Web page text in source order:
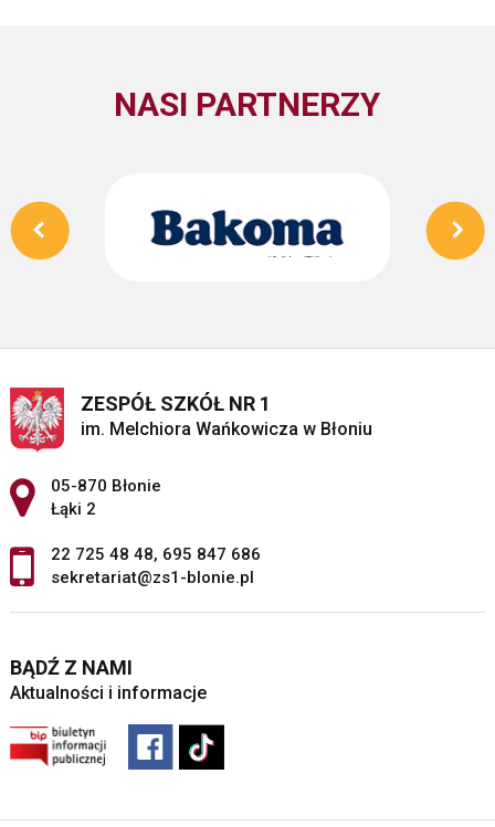
NASI PARTNERZY
ZESPÓŁ SZKÓŁ NR 1
im. Melchiora Wańkowicza w Błoniu
Adres pocztowy:
05-870 Błonie
Łąki 2
22 725 48 48, 695 847 686
sekretariat@zs1-blonie.pl
BĄDŹ Z NAMI
Aktualności i informacje